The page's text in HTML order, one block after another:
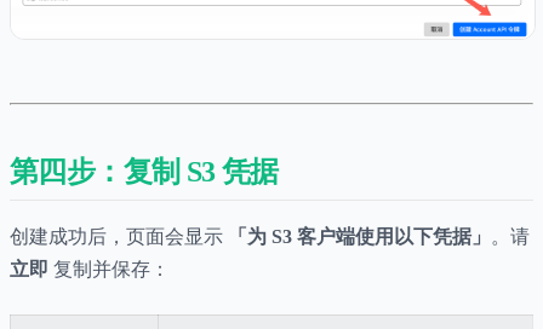
第四步：复制 S3 凭据
创建成功后，页面会显示 「为 S3 客户端使用以下凭据」
。请
立即 复制并保存：